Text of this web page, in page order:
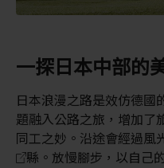
一探日本中部的
日本浪漫之路是效仿德國
題融入公路之旅，增加了
同工之妙。沿途會經過風
縣。放慢腳步，以自己